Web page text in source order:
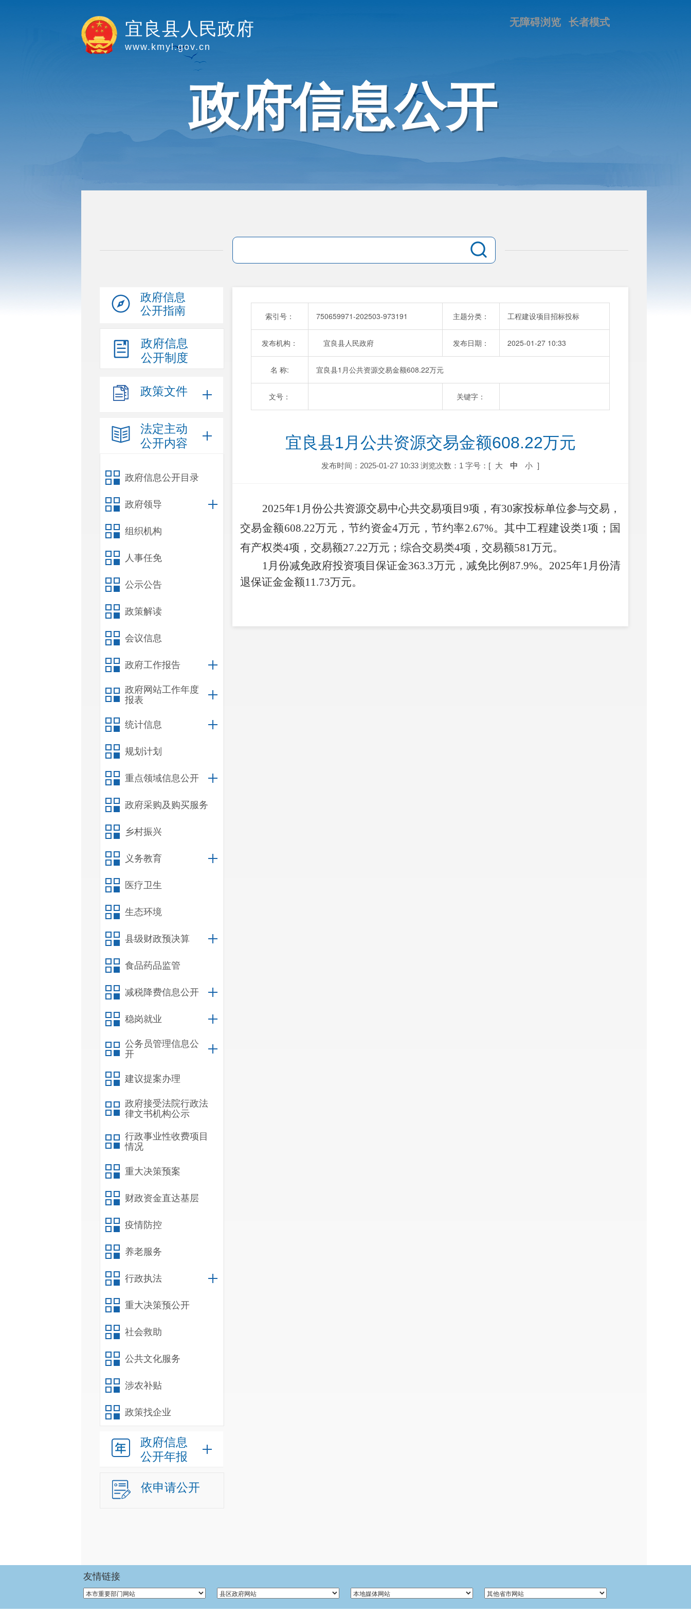
宜良县人民政府
www.kmyl.gov.cn
长者模式
无障碍浏览
政府信息公开
政府信息
公开指南
政府信息
公开制度
政策文件
法定主动
公开内容
政府信息公开目录
政府领导
组织机构
人事任免
公示公告
政策解读
会议信息
政府工作报告
政府网站工作年度
报表
统计信息
规划计划
重点领域信息公开
政府采购及购买服务
乡村振兴
义务教育
医疗卫生
生态环境
县级财政预决算
食品药品监管
减税降费信息公开
稳岗就业
公务员管理信息公
开
建议提案办理
政府接受法院行政法
律文书机构公示
行政事业性收费项目
情况
重大决策预案
财政资金直达基层
疫情防控
养老服务
行政执法
重大决策预公开
社会救助
公共文化服务
涉农补贴
政策找企业
政府信息
公开年报
依申请公开
索引号： 750659971-202503-973191 主题分类： 工程建设项目招标投标
发布机构： 宜良县人民政府 发布日期： 2025-01-27 10:33
名 称: 宜良县1月公共资源交易金额608.22万元
文号： 关键字：
宜良县1月公共资源交易金额608.22万元
发布时间：2025-01-27 10:33 浏览次数：1 字号：[ 大 中 小 ]
2025年1月份公共资源交易中心共交易项目9项，有30家投标单位参与交易，
交易金额608.22万元，节约资金4万元，节约率2.67%。其中工程建设类1项；国
有产权类4项，交易额27.22万元； 综合交易类4项，交易额581万元。
1月份减免政府投资项目保证金363.3万元，减免比例87.9%。2025年1月份清
退保证金金额11.73万元。
友情链接